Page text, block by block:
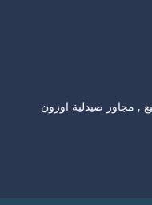
, مجاور صيدلية اوزون